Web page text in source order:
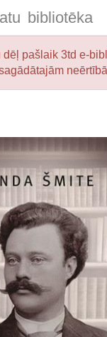
bibliotēka
dēļ pašlaik 3td e-